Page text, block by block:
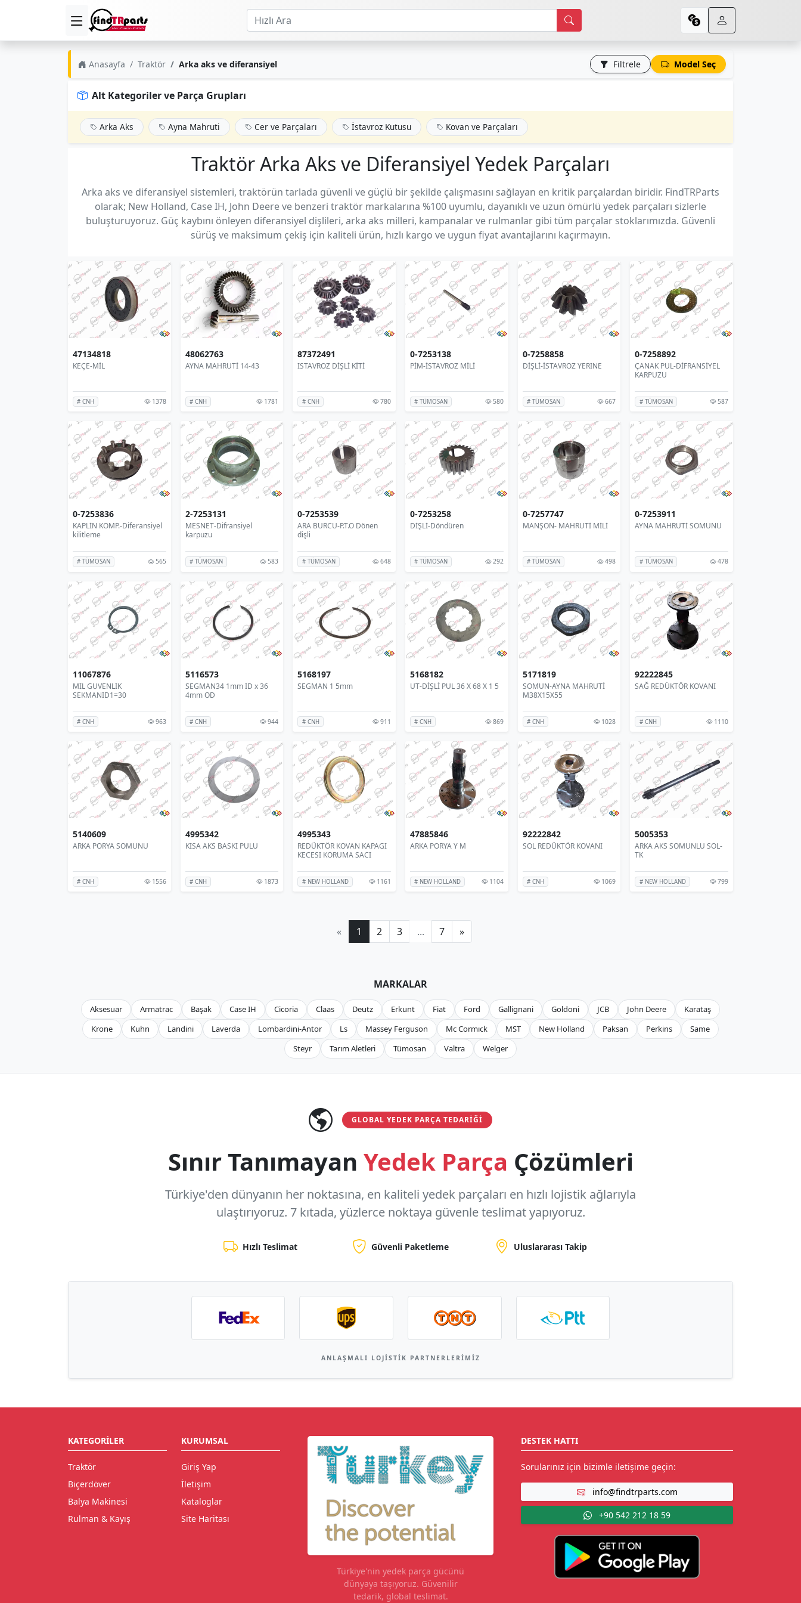
Anasayfa Traktör Arka aks ve diferansiyel Filtrele Model Seç
Alt Kategoriler ve Parça Grupları
Arka Aks Ayna Mahruti Cer ve Parçaları İstavroz Kutusu Kovan ve Parçaları
Traktör Arka Aks ve Diferansiyel Yedek Parçaları
Arka aks ve diferansiyel sistemleri, traktörün tarlada güvenli ve güçlü bir şekilde çalışmasını sağlayan en kritik parçalardan biridir. FindTRParts
olarak; New Holland, Case IH, John Deere ve benzeri traktör markalarına %100 uyumlu, dayanıklı ve uzun ömürlü yedek parçaları sizlerle
buluşturuyoruz. Güç kaybını önleyen diferansiyel dişlileri, arka aks milleri, kampanalar ve rulmanlar gibi tüm parçalar stoklarımızda. Güvenli
sürüş ve maksimum çekiş için kaliteli ürün, hızlı kargo ve uygun fiyat avantajlarını kaçırmayın.
47134818
KEÇE-MİL
# CNH 1378
48062763
AYNA MAHRUTİ 14-43
# CNH 1781
87372491
ISTAVROZ DİŞLİ KİTİ
# CNH 780
0-7253138
PİM-İSTAVROZ MİLİ
# TÜMOSAN 580
0-7258858
DİŞLİ-İSTAVROZ YERINE
# TÜMOSAN 667
0-7258892
ÇANAK PUL-DİFRANSİYEL
KARPUZU
# TÜMOSAN 587
0-7253836
KAPLİN KOMP.-Diferansiyel
kilitleme
# TÜMOSAN 565
2-7253131
MESNET-Difransiyel
karpuzu
# TÜMOSAN 583
0-7253539
ARA BURCU-P.T.O Dönen
dişli
# TÜMOSAN 648
0-7253258
DİŞLİ-Döndüren
# TÜMOSAN 292
0-7257747
MANŞON- MAHRUTİ MİLİ
# TÜMOSAN 498
0-7253911
AYNA MAHRUTİ SOMUNU
# TÜMOSAN 478
11067876
MIL GUVENLIK
SEKMANID1=30
# CNH 963
5116573
SEGMAN34 1mm ID x 36
4mm OD
# CNH 944
5168197
SEGMAN 1 5mm
# CNH 911
5168182
UT-DİŞLİ PUL 36 X 68 X 1 5
# CNH 869
5171819
SOMUN-AYNA MAHRUTİ
M38X15X55
# CNH 1028
92222845
SAĞ REDÜKTÖR KOVANI
# CNH 1110
5140609
ARKA PORYA SOMUNU
# CNH 1556
4995342
KISA AKS BASKI PULU
# CNH 1873
4995343
REDÜKTÖR KOVAN KAPAGI
KECESI KORUMA SACI
# NEW HOLLAND 1161
47885846
ARKA PORYA Y M
# NEW HOLLAND 1104
92222842
SOL REDÜKTÖR KOVANI
# CNH 1069
5005353
ARKA AKS SOMUNLU SOL-
TK
# NEW HOLLAND 799
« 1 2 3 ... 7 »
MARKALAR
Aksesuar Armatrac Başak Case IH Cicoria Claas Deutz Erkunt Fiat Ford Gallignani Goldoni JCB John Deere
Karataş
Krone
Kuhn Landini Laverda Lombardini-Antor Ls Massey Ferguson Mc Cormıck MST New Holland Paksan Perkins
Same
Steyr
Tarım Aletleri Tümosan Valtra Welger
GLOBAL YEDEK PARÇA TEDARIĞI
Sınır Tanımayan Yedek Parça Çözümleri
Türkiye'den dünyanın her noktasına, en kaliteli yedek parçaları en hızlı lojistik ağlarıyla
ulaştırıyoruz. 7 kıtada, yüzlerce noktaya güvenle teslimat yapıyoruz.
Hızlı Teslimat Güvenli Paketleme Uluslararası Takip
ANLAŞMALI LOJISTIK PARTNERLERIMIZ
KATEGORILER
Traktör
Biçerdöver
Balya Makinesi
Rulman & Kayış
KURUMSAL
Giriş Yap
İletişim
Kataloglar
Site Haritası
Türkiye'nin yedek parça gücünü
dünyaya taşıyoruz. Güvenilir
tedarik, global teslimat.
DESTEK HATTI
Sorularınız için bizimle iletişime geçin:
info@findtrparts.com
+90 542 212 18 59